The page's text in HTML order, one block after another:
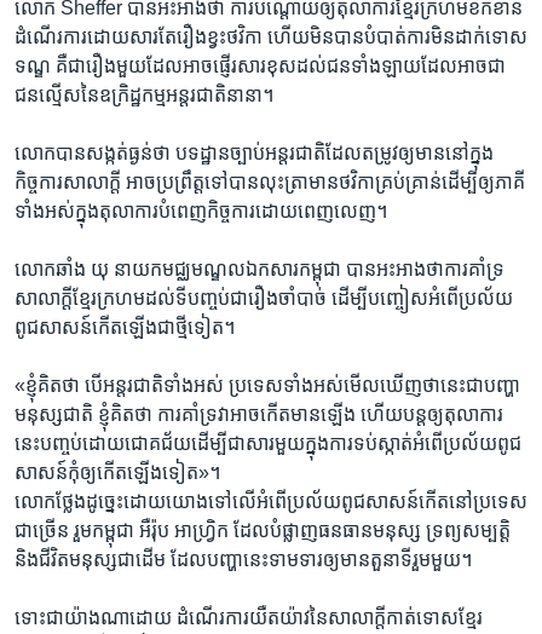
លោក ​Sheffer ​បានអះអាង​ថា​ ការ​បណ្តោយ​ឲ្យ​តុលាការ​ខ្មែរក្រហម​ខក​ខាន​
ដំណើរ​ការ​ដោយ​សារតែរឿង​ខ្វះ​ថវិកា​ ហើយ​មិន​បាន​បំបាត់​ការ​មិន​ដាក់​ទោស​
ទណ្ឌ ​គឺ​ជារឿងមួយ​ដែលអាច​ផ្ញើរសារ​ខុស​ដល់​ជន​ទាំង​ឡាយ​ដែល​អាច​ជា​
ជន​ល្មើស​នៃ​ឧក្រិដ្ឋកម្ម​អន្តរ​ជាតិ​នានា។​
លោក​បាន​សង្កត់​ធ្ងន់​ថា​ បទដ្ឋាន​ច្បាប់​អន្តរជាតិ​ដែល​តម្រូវ​ឲ្យ​មាន​នៅ​ក្នុង​
កិច្ចការ​សាលាក្តី​ អាច​ប្រព្រឹត្ត​ទៅ​បាន​លុះ​ត្រា​មាន​ថវិកា​គ្រប់គ្រាន់​ដើម្បី​ឲ្យ​ភាគី​
ទាំងអស់​ក្នុង​តុលាការ​បំពេញ​កិច្ចការ​ដោយ​ពេញលេញ។​
លោក​ឆាំង យុ​ នាយក​មជ្ឈមណ្ឌល​ឯកសារកម្ពុជា​ បាន​អះអាង​ថា​ការ​គាំទ្រ​
សាលាក្តី​ខ្មែរក្រហម​ដល់​ទីបញ្ចប់ជារឿង​ចាំបាច់​ ដើម្បី​បញ្ចៀស​អំពើ​ប្រល័យ​
ពូជសាសន៍​កើត​ឡើង​ជាថ្មី​ទៀត។​
«ខ្ញុំគិត​ថា ​បើអន្តរ​ជាតិ​ទាំងអស់ ​ប្រទេស​ទាំងអស់​មើល​ឃើញ​ថា​នេះ​ជា​បញ្ហា​
មនុស្សជាតិ​ ខ្ញុំគិត​ថា​ ការគាំទ្រ​វា​អាច​កើត​មាន​ឡើង​ ហើយ​បន្ត​ឲ្យ​តុលាការ​
នេះ​បញ្ចប់​ដោយ​ជោគជ័យ​ដើម្បី​ជា​សារមួយ​ក្នុង​ការ​ទប់​ស្កាត់​អំពើ​ប្រល័យ​ពូជ​
សាសន៍​កុំឲ្យ​កើត​ឡើង​ទៀត»។​
លោក​ថ្លែង​ដូច្នេះ​ដោយ​យោង​ទៅ​លើ​អំពើ​ប្រល័យ​ពូជសាសន៍​កើត​នៅ​ប្រទេស​
ជាច្រើន​ រួម​កម្ពុជា​ អឺរ៉ុប ​អាហ្រ្វិក​ ដែល​បំផ្លាញ​ធនធាន​មនុស្ស​ ទ្រព្យ​សម្បត្តិ​
និង​ជីវិត​មនុស្ស​ជាដើម​ ដែល​បញ្ហានេះ​ទាមទារ​ឲ្យ​មាន​តួនាទី​រួម​មួយ។​
ទោះជា​យ៉ាងណា​ដោយ ​ដំណើរការ​យឺតយ៉ាវ​នៃ​សាលាក្តី​កាត់ទោស​ខ្មែរ